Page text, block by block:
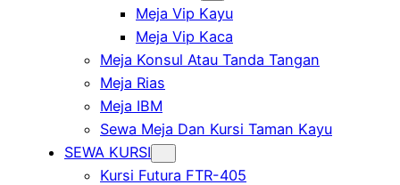
Meja Vip Kayu
Meja Vip Kaca
Meja Konsul Atau Tanda Tangan
Meja Rias
Meja IBM
Sewa Meja Dan Kursi Taman Kayu
SEWA KURSI
Kursi Futura FTR-405